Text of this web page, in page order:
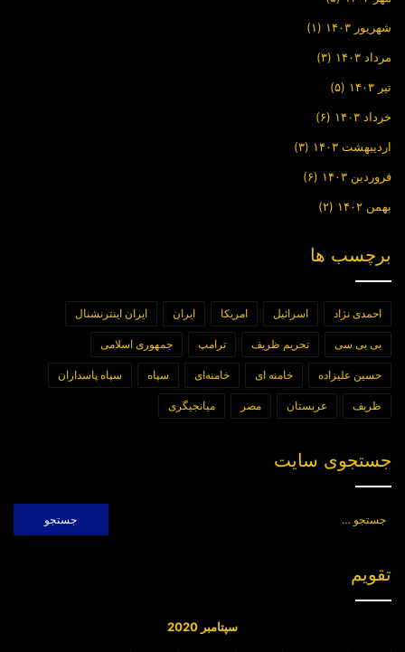
شهریور ۱۴۰۳ (۱)
مرداد ۱۴۰۳ (۳)
تیر ۱۴۰۳ (۵)
خرداد ۱۴۰۳ (۶)
اردیبهشت ۱۴۰۳ (۳)
فروردین ۱۴۰۳ (۶)
بهمن ۱۴۰۲ (۲)
برچسب ها
احمدی نژاد اسرائیل امریکا ایران ایران اینترنشنال
بی بی سی تحریم ظریف ترامپ جمهوری اسلامی
حسین علیزاده خامنه ای خامنه‌ای سپاه سپاه پاسداران
ظریف عربستان مصر میانجیگری
جستجوی سایت
تقویم
سپتامبر 2020